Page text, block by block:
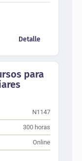
Detalle
para
N1147
300 horas
Online